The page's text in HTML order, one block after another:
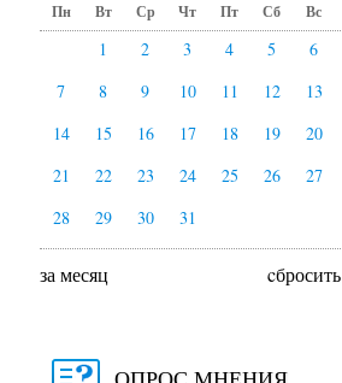
Пн Вт Ср Чт Пт Сб Вс
1 2 3 4 5
6
7
8 9 10 11 12
13
14
15 16 17 18 19
20
21
22 23 24 25 26
27
28
29 30 31
за месяц cбросить